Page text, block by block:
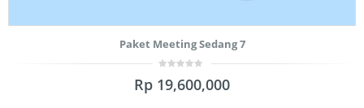
Paket Meeting Sedang 7
out
Rp 19,600,000